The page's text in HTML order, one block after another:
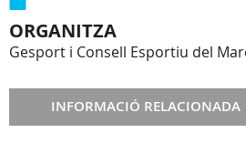
ORGANITZA
Gesport i Consell Esportiu del
INFORMACIÓ RELACIONADA